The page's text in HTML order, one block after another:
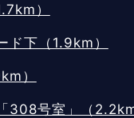
）
ド下（1.9km）
）
308号室」（